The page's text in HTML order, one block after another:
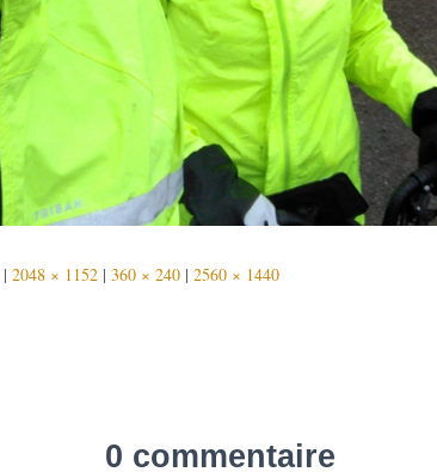
| 2048 × 1152 | 360 × 240 | 2560 × 1440
0 commentaire